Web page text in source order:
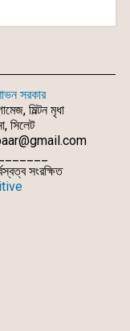
সরকার
মিল্টন মৃধা
সিলেট
সংরক্ষিত